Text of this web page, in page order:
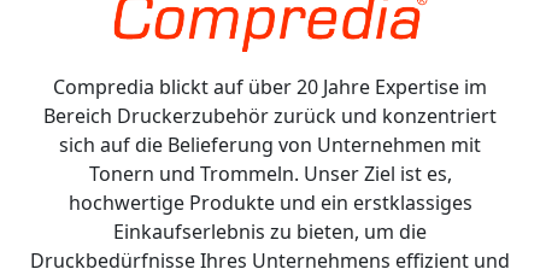
Compredia blickt auf über 20 Jahre Expertise im
Bereich Druckerzubehör zurück und konzentriert
sich auf die Belieferung von Unternehmen mit
Tonern und Trommeln. Unser Ziel ist es,
hochwertige Produkte und ein erstklassiges
Einkaufserlebnis zu bieten, um die
Druckbedürfnisse Ihres Unternehmens effizient und